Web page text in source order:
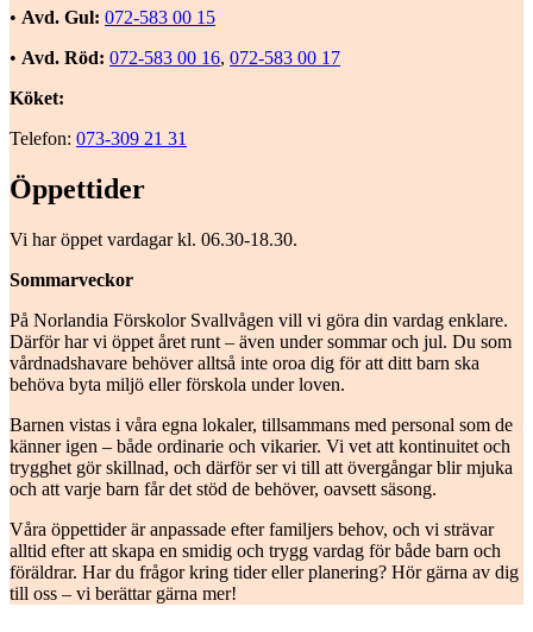
• Avd. Gul: 072-583 00 15
• Avd. Röd: 072-583 00 16, 072-583 00 17
Köket:
Telefon: 073-309 21 31
Öppettider
Vi har öppet vardagar kl. 06.30-18.30.
Sommarveckor
På Norlandia Förskolor Svallvågen vill vi göra din vardag enklare.
Därför har vi öppet året runt – även under sommar och jul. Du som
vårdnadshavare behöver alltså inte oroa dig för att ditt barn ska
behöva byta miljö eller förskola under loven.
Barnen vistas i våra egna lokaler, tillsammans med personal som de
känner igen – både ordinarie och vikarier. Vi vet att kontinuitet och
trygghet gör skillnad, och därför ser vi till att övergångar blir mjuka
och att varje barn får det stöd de behöver, oavsett säsong.
Våra öppettider är anpassade efter familjers behov, och vi strävar
alltid efter att skapa en smidig och trygg vardag för både barn och
föräldrar. Har du frågor kring tider eller planering? Hör gärna av dig
till oss – vi berättar gärna mer!